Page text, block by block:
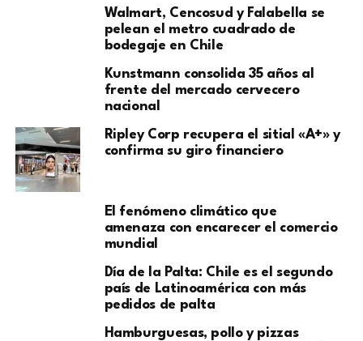
Walmart, Cencosud y Falabella se
pelean el metro cuadrado de
bodegaje en Chile
Kunstmann consolida 35 años al
frente del mercado cervecero
nacional
Ripley Corp recupera el sitial «A+» y
confirma su giro financiero
El fenómeno climático que
amenaza con encarecer el comercio
mundial
Día de la Palta: Chile es el segundo
país de Latinoamérica con más
pedidos de palta
Hamburguesas, pollo y pizzas